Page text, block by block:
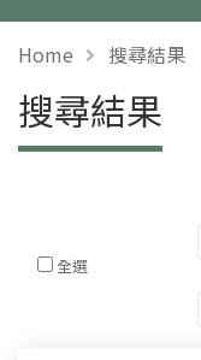
Home 搜尋結果
搜尋結果
全選